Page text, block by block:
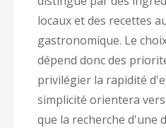
locaux et des recettes
gastronomique. Le
dépend donc des
privilégier la rapidité
simplicité orientera
que la recherche d'une